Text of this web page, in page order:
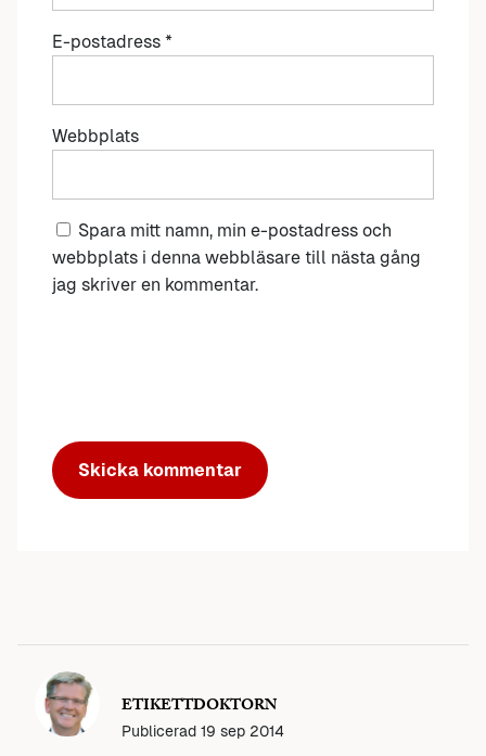
E-postadress *
Webbplats
Spara mitt namn, min e-postadress och
webbplats i denna webbläsare till nästa gång
jag skriver en kommentar.
ETIKETTDOKTORN
Publicerad 19 sep 2014